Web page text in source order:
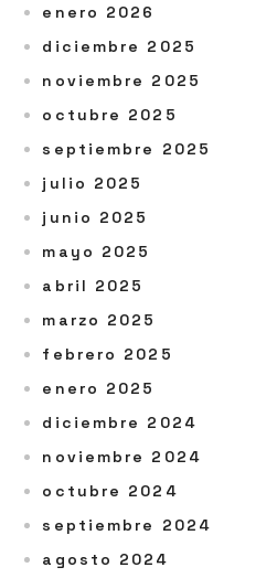
enero 2026
diciembre 2025
noviembre 2025
octubre 2025
septiembre 2025
julio 2025
junio 2025
mayo 2025
abril 2025
marzo 2025
febrero 2025
enero 2025
diciembre 2024
noviembre 2024
octubre 2024
septiembre 2024
agosto 2024